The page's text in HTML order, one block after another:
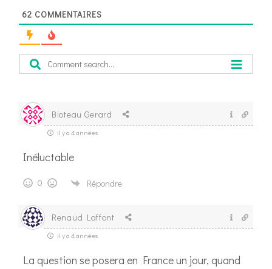
62 COMMENTAIRES
Bioteau Gerard
il y a 4 années
Inéluctable
0 Répondre
Renaud Laffont
il y a 4 années
La question se posera en France un jour, quand